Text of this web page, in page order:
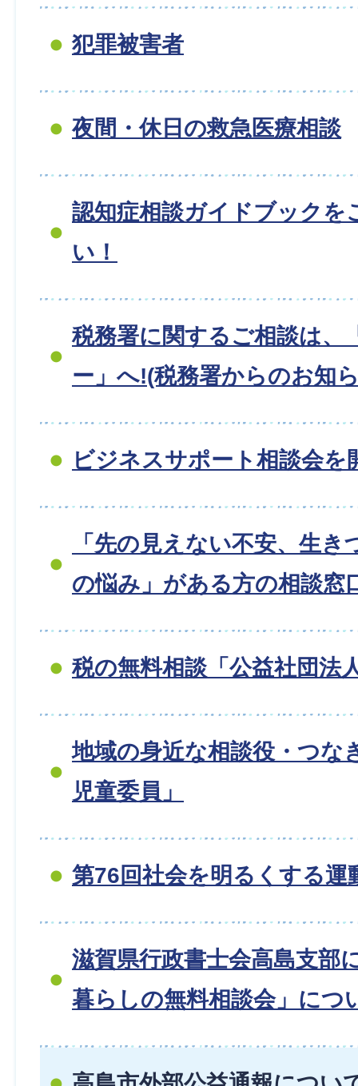
犯罪被害者
夜間・休日の救急医療相談
認知症相談ガイドブックを
い！
税務署に関するご相談は、
ー」へ!(税務署からのお知
ビジネスサポート相談会を
「先の見えない不安、生
の悩み」がある方の相談窓
税の無料相談「公益社団法
地域の身近な相談役・つな
児童委員」
第76回社会を明るくする運
滋賀県行政書士会高島支部
暮らしの無料相談会」につ